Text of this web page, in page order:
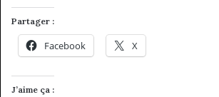
Partager :
Facebook X
J’aime ça :